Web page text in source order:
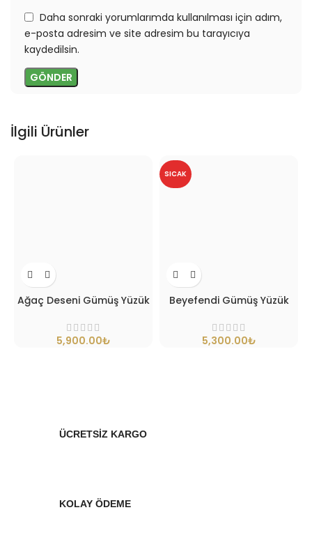
Daha sonraki yorumlarımda kullanılması için adım,
e-posta adresim ve site adresim bu tarayıcıya
kaydedilsin.
İlgili Ürünler
Ağaç Deseni Gümüş Yüzük
₺
SICAK
Beyefendi Gümüş Yüzük
₺
ÜCRETSİZ KARGO
KOLAY ÖDEME